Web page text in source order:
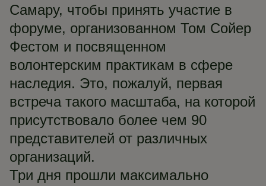
Самару, чтобы принять участие в
форуме, организованном Том Сойер
Фестом и посвященном
волонтерским практикам в сфере
наследия. Это, пожалуй, первая
встреча такого масштаба, на которой
присутствовало более чем 90
представителей от различных
организаций.
Три дня прошли максимально